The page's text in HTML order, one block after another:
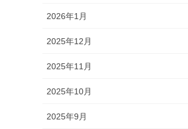
2026年1月
2025年12月
2025年11月
2025年10月
2025年9月